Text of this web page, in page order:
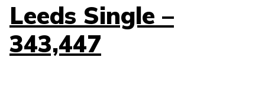
Leeds Single –
343,447